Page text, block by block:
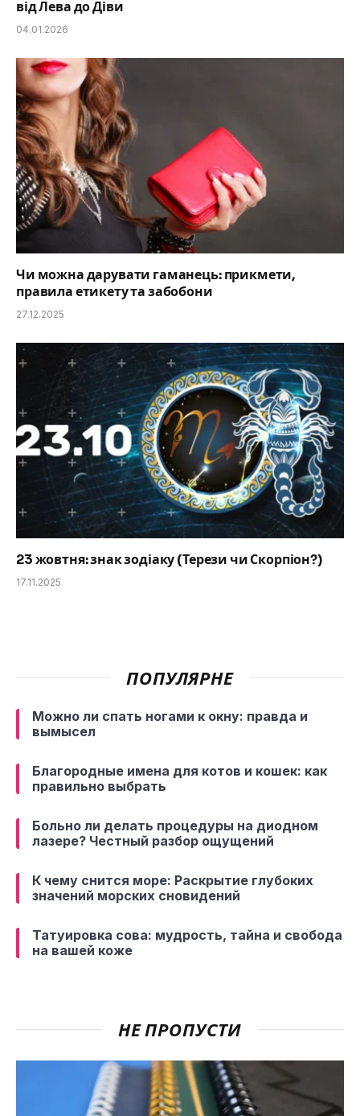
від Лева до Діви
04.01.2026
Чи можна дарувати гаманець: прикмети,
правила етикету та забобони
27.12.2025
23 жовтня: знак зодіаку (Терези чи Скорпіон?)
17.11.2025
ПОПУЛЯРНЕ
Можно ли спать ногами к окну: правда и
вымысел
Благородные имена для котов и кошек: как
правильно выбрать
Больно ли делать процедуры на диодном
лазере? Честный разбор ощущений
К чему снится море: Раскрытие глубоких
значений морских сновидений
Татуировка сова: мудрость, тайна и свобода
на вашей коже
НЕ ПРОПУСТИ